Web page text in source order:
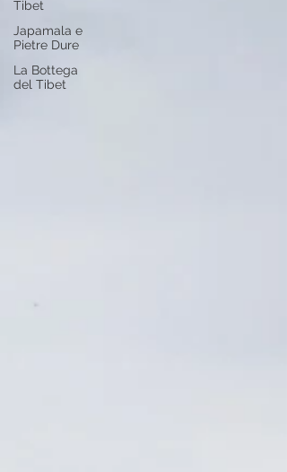
Tibet
Japamala e
Pietre Dure
La Bottega
del Tibet